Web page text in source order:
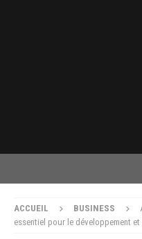
ACCUEIL BUSINESS
essentiel pour le développement